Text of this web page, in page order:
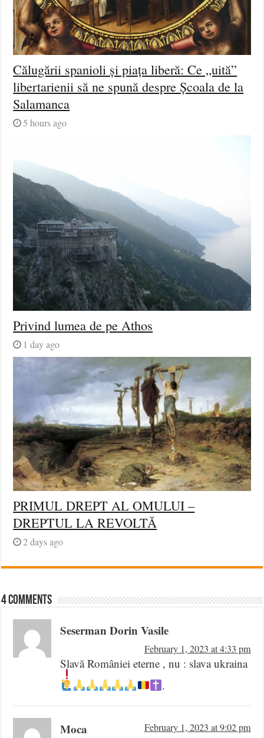
Călugării spanioli și piața liberă: Ce „uită”
libertarienii să ne spună despre Școala de la
Salamanca
5 hours ago
Privind lumea de pe Athos
1 day ago
PRIMUL DREPT AL OMULUI –
DREPTUL LA REVOLTĂ
2 days ago
4 comments
Seserman Dorin Vasile
February 1, 2023 at 4:33 pm
Slavă României eterne , nu : slava ukraina
.
Moca February 1, 2023 at 9:02 pm